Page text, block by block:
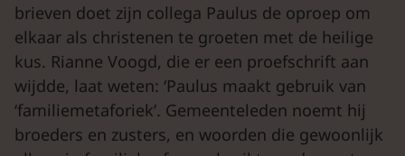
brieven doet zijn collega Paulus de oproep om
elkaar als christenen te groeten met de heilige
kus. Rianne Voogd, die er een proefschrift aan
wijdde, laat weten: ‘Paulus maakt gebruik van
‘familiemetaforiek’. Gemeenteleden noemt hij
broeders en zusters, en woorden die gewoonlijk